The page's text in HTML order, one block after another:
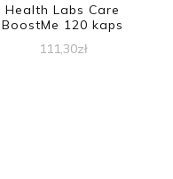
Health Labs Care
BoostMe 120 kaps
111,30zł